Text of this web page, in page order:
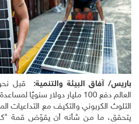
باريس/آفاق البيئة والتنمية: قبل
العالم دفع 100 مليار دولار
التلوث الكربوني والتكيف مع التداعيات